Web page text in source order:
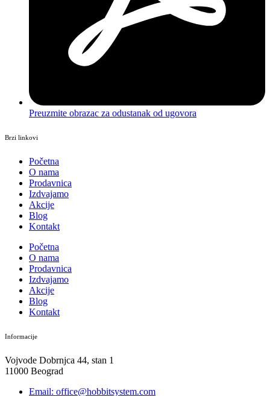
Preuzmite obrazac za odustanak od ugovora
Brzi linkovi
Početna
O nama
Prodavnica
Izdvajamo
Akcije
Blog
Kontakt
Početna
O nama
Prodavnica
Izdvajamo
Akcije
Blog
Kontakt
Informacije
Vojvode Dobrnjca 44, stan 1
11000 Beograd
Email: office@hobbitsystem.com